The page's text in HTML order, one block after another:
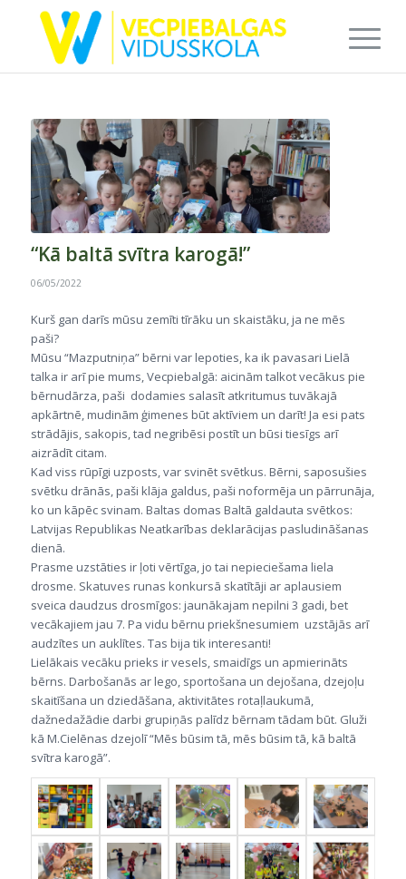
“Kā baltā svītra karogā!”
06/05/2022
Kurš gan darīs mūsu zemīti tīrāku un skaistāku, ja ne mēs
paši?
Mūsu “Mazputniņa” bērni var lepoties, ka ik pavasari Lielā
talka ir arī pie mums, Vecpiebalgā: aicinām talkot vecākus pie
bērnudārza, paši dodamies salasīt atkritumus tuvākajā
apkārtnē, mudinām ģimenes būt aktīviem un darīt! Ja esi pats
strādājis, sakopis, tad negribēsi postīt un būsi tiesīgs arī
aizrādīt citam.
Kad viss rūpīgi uzposts, var svinēt svētkus. Bērni, saposušies
svētku drānās, paši klāja galdus, paši noformēja un pārrunāja,
ko un kāpēc svinam. Baltas domas Baltā galdauta svētkos:
Latvijas Republikas Neatkarības deklarācijas pasludināšanas
dienā.
Prasme uzstāties ir ļoti vērtīga, jo tai nepieciešama liela
drosme. Skatuves runas konkursā skatītāji ar aplausiem
sveica daudzus drosmīgos: jaunākajam nepilni 3 gadi, bet
vecākajiem jau 7. Pa vidu bērnu priekšnesumiem uzstājās arī
audzītes un auklītes. Tas bija tik interesanti!
Lielākais vecāku prieks ir vesels, smaidīgs un apmierināts
bērns. Darbošanās ar lego, sportošana un dejošana, dzejoļu
skaitīšana un dziedāšana, aktivitātes rotaļlaukumā,
dažnedažādie darbi grupiņās palīdz bērnam tādam būt. Gluži
kā M.Cielēnas dzejolī “Mēs būsim tā, mēs būsim tā, kā baltā
svītra karogā”.